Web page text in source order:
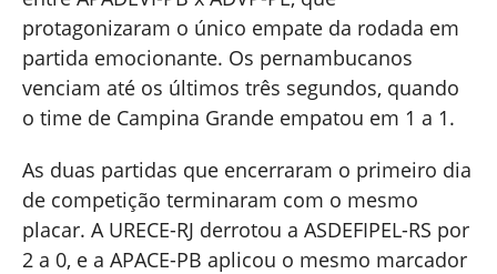
protagonizaram o único empate da rodada em
partida emocionante. Os pernambucanos
venciam até os últimos três segundos, quando
o time de Campina Grande empatou em 1 a 1.
As duas partidas que encerraram o primeiro dia
de competição terminaram com o mesmo
placar. A URECE-RJ derrotou a ASDEFIPEL-RS por
2 a 0, e a APACE-PB aplicou o mesmo marcador